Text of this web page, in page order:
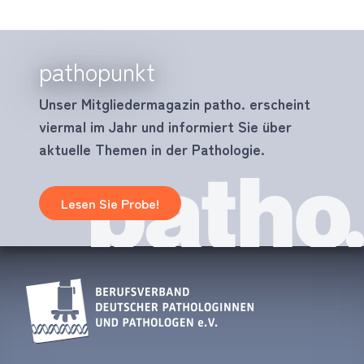
pathopunkt
Unser Mitgliedermagazin patho. erscheint
viermal im Jahr und informiert Sie über
aktuelle Themen in der Pathologie.
Lesen Sie Probe!